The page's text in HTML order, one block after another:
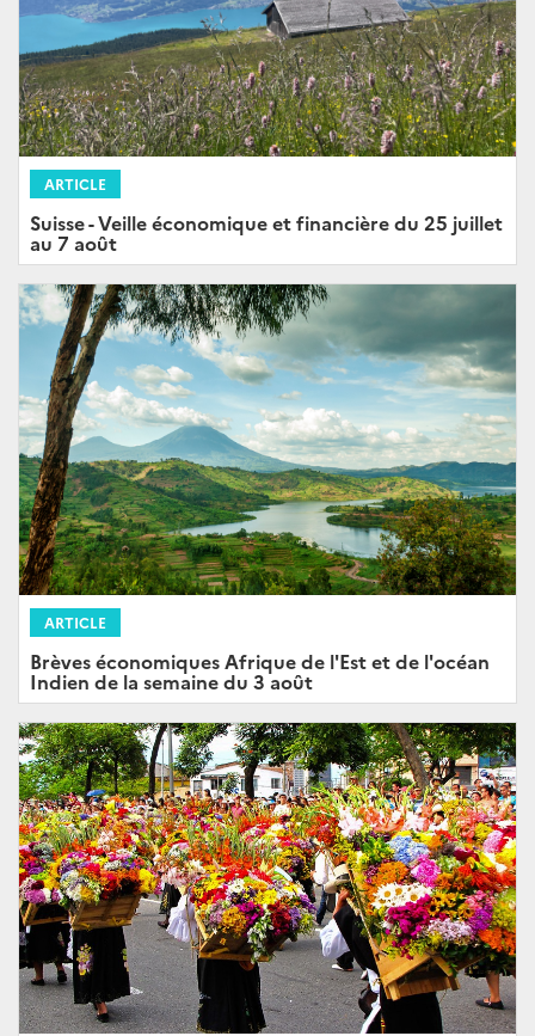
ARTICLE
Suisse - Veille économique et financière du 25 juillet
au 7 août
ARTICLE
Brèves économiques Afrique de l'Est et de l'océan
Indien de la semaine du 3 août